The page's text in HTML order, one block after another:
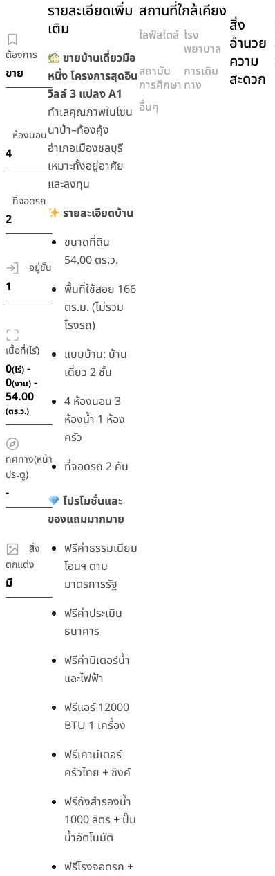
ต้องการ
ขาย
ห้องนอน
4
ที่จอดรถ
2
อยู่ชั้น
1
เนื้อที่(ไร่)
0(ไร่)-
0(งาน)-
54.00
(ตร.ว.)
ทิศทาง(หน้า
ประตู)
-
สิ่ง
ตกแต่ง
มี
รายละเอียดเพิ่ม
เติม
ขายบ้านเดี่ยวมือ
หนึ่ง โครงการสุดอิน
วิลล์ 3 แปลง A1
ทำเลคุณภาพในโซน
นาป่า–ท้องคุ้ง
อำเภอเมืองชลบุรี
เหมาะทั้งอยู่อาศัย
และลงทุน
รายละเอียดบ้าน
ขนาดที่ดิน
54.00 ตร.ว.
พื้นที่ใช้สอย 166
ตร.ม. (ไม่รวม
โรงรถ)
แบบบ้าน: บ้าน
เดี่ยว 2 ชั้น
4 ห้องนอน 3
ห้องน้ำ 1 ห้อง
ครัว
ที่จอดรถ 2 คัน
โปรโมชั่นและ
ของแถมมากมาย
ฟรีค่าธรรมเนียม
โอนฯ ตาม
มาตรการรัฐ
ฟรีค่าประเมิน
ธนาคาร
ฟรีค่ามิเตอร์น้ำ
และไฟฟ้า
ฟรีแอร์ 12000
BTU 1 เครื่อง
ฟรีเคาน์เตอร์
ครัวไทย + ซิงค์
ฟรีถังสำรองน้ำ
1000 ลิตร + ปั๊ม
น้ำอัตโนมัติ
ฟรีโรงจอดรถ +
สถานที่ใกล้เคียง
ไลฟ์สไตล์ โรง
พยาบาล
สถาบัน
การศึกษา
การเดิน
ทาง
อื่นๆ
สิ่ง
อำนวย
ความ
สะดวก